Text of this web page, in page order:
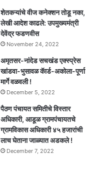
शेतकऱ्यांचे वीज कनेक्शन तोडू नका,
लेखी आदेश काढले: उपमुख्यमंत्री
देवेंद्र फडणवीस
November 24, 2022
अमृतसर-नांदेड सचखंड एक्स्प्रेस
खांडवा-भुसावळ कॅार्ड-अकोला-पूर्णा
मार्गे वळवली !
December 5, 2022
पैठण पंचायत समितीचे विस्तार
अधिकारी, आडूळ ग्रामपंचायतचे
ग्रामविकास अधिकारी ४५ हजारांची
लाच घेताना जाळ्यात अडकले !
December 7, 2022